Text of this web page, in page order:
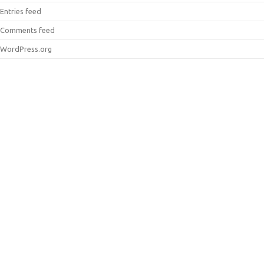
Entries feed
Comments feed
WordPress.org